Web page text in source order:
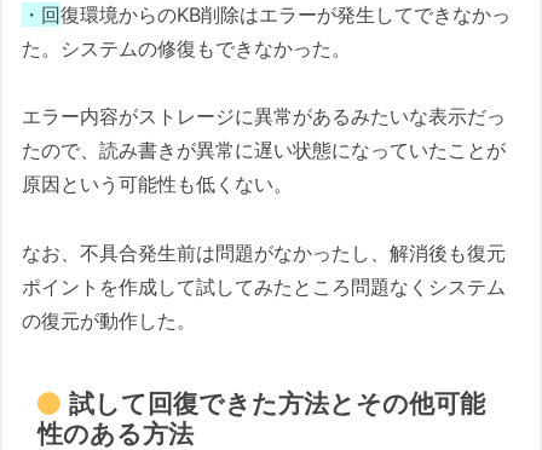
・回復環境からのKB削除はエラーが発生してできなかっ
た。システムの修復もできなかった。
エラー内容がストレージに異常があるみたいな表示だっ
たので、読み書きが異常に遅い状態になっていたことが
原因という可能性も低くない。
なお、不具合発生前は問題がなかったし、解消後も復元
ポイントを作成して試してみたところ問題なくシステム
の復元が動作した。
試して回復できた方法とその他可能
性のある方法